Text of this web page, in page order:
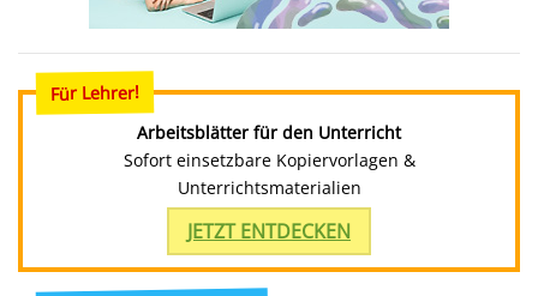
Für Lehrer!
Arbeitsblätter für den Unterricht
Sofort einsetzbare Kopiervorlagen &
Unterrichtsmaterialien
JETZT ENTDECKEN